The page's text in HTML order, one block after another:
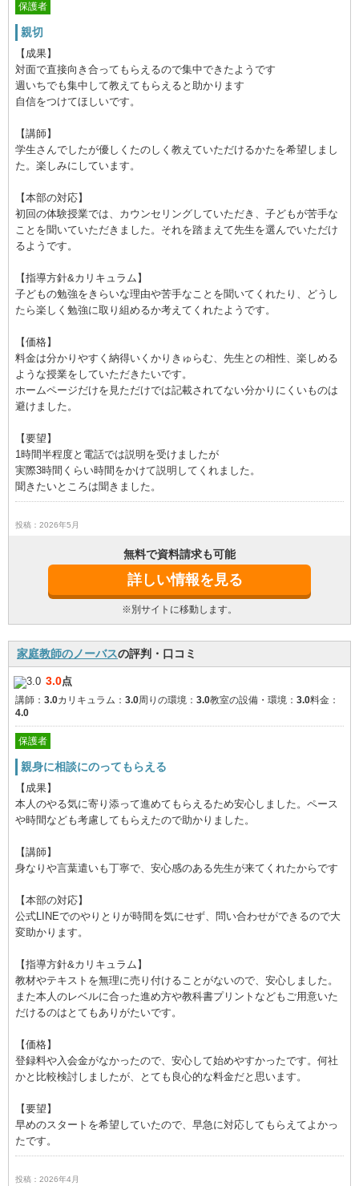
保護者
親切
【成果】
対面で直接向き合ってもらえるので集中できたようです
週いちでも集中して教えてもらえると助かります
自信をつけてほしいです。
【講師】
学生さんでしたが優しくたのしく教えていただけるかたを希望しまし
た。楽しみにしています。
【本部の対応】
初回の体験授業では、カウンセリングしていただき、子どもが苦手な
ことを聞いていただきました。それを踏まえて先生を選んでいただけ
るようです。
【指導方針&カリキュラム】
子どもの勉強をきらいな理由や苦手なことを聞いてくれたり、どうし
たら楽しく勉強に取り組めるか考えてくれたようです。
【価格】
料金は分かりやすく納得いくかりきゅらむ、先生との相性、楽しめる
ような授業をしていただきたいです。
ホームページだけを見ただけでは記載されてない分かりにくいものは
避けました。
【要望】
1時間半程度と電話では説明を受けましたが
実際3時間くらい時間をかけて説明してくれました。
聞きたいところは聞きました。
投稿：2026年5月
無料で資料請求も可能
詳しい情報を見る
※別サイトに移動します。
家庭教師のノーバスの評判・口コミ
3.0点
講師： 3.0カリキュラム： 3.0周りの環境： 3.0教室の設備・環境： 3.0料金：
4.0
保護者
親身に相談にのってもらえる
【成果】
本人のやる気に寄り添って進めてもらえるため安心しました。ペース
や時間なども考慮してもらえたので助かりました。
【講師】
身なりや言葉遣いも丁寧で、安心感のある先生が来てくれたからです
【本部の対応】
公式LINEでのやりとりが時間を気にせず、問い合わせができるので大
変助かります。
【指導方針&カリキュラム】
教材やテキストを無理に売り付けることがないので、安心しました。
また本人のレベルに合った進め方や教科書プリントなどもご用意いた
だけるのはとてもありがたいです。
【価格】
登録料や入会金がなかったので、安心して始めやすかったです。何社
かと比較検討しましたが、とても良心的な料金だと思います。
【要望】
早めのスタートを希望していたので、早急に対応してもらえてよかっ
たです。
投稿：2026年4月